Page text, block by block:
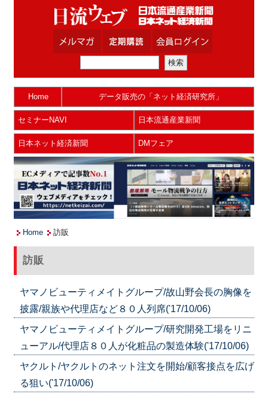
Home データ販売の「ネット経済研究所」
セミナーNAVI 日本流通産業新聞
日本ネット経済新聞 DMフェア
Home 訪販
訪販
ヤマノビューティメイトグループ/故山野会長の胸像を
披露/親族や代理店など８０人列席('17/10/06)
ヤマノビューティメイトグループ/研究開発工場をリニ
ューアル/代理店８０人が化粧品の製造体験('17/10/06)
ヤクルト/ヤクルトのネット注文を開始/顧客接点を広げ
る狙い('17/10/06)